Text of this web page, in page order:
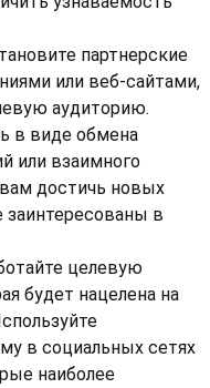
партнерские
или веб-сайтами,
аудиторию.
в виде обмена
или взаимного
достичь новых
заинтересованы в
целевую
будет нацелена на
в социальных сетях
наиболее